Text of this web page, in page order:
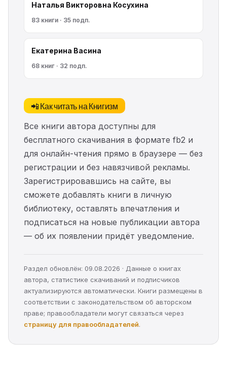
Наталья Викторовна Косухина
83 книги · 35 подп.
Екатерина Васина
68 книг · 32 подп.
📲 Как читать на Книгизм
Все книги автора доступны для
бесплатного скачивания в формате fb2 и
для онлайн-чтения прямо в браузере — без
регистрации и без навязчивой рекламы.
Зарегистрировавшись на сайте, вы
сможете добавлять книги в личную
библиотеку, оставлять впечатления и
подписаться на новые публикации автора
— об их появлении придёт уведомление.
Раздел обновлён: 09.08.2026 · Данные о книгах
автора, статистике скачиваний и подписчиков
актуализируются автоматически. Книги размещены в
соответствии с законодательством об авторском
праве; правообладатели могут связаться через
страницу для правообладателей.